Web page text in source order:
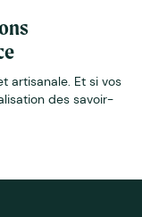
artisanale. Et si vos
des savoir-